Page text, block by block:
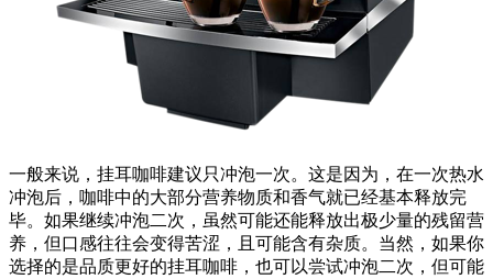
一般来说，挂耳咖啡建议只冲泡一次。这是因为，在一次热水
冲泡后，咖啡中的大部分营养物质和香气就已经基本释放完
毕。如果继续冲泡二次，虽然可能还能释放出极少量的残留营
养，但口感往往会变得苦涩，且可能含有杂质。当然，如果你
选择的是品质更好的挂耳咖啡，也可以尝试冲泡二次，但可能